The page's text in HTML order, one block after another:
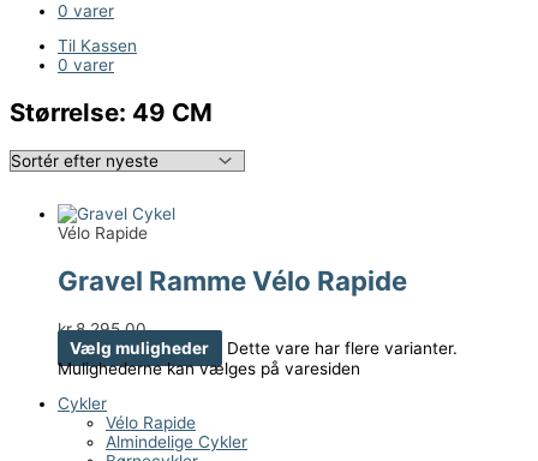
0 varer
Til Kassen
0 varer
Størrelse: 49 CM
Vélo Rapide
Gravel Ramme Vélo Rapide
kr.8.295,00
Vælg muligheder
Dette vare har flere varianter.
Mulighederne kan vælges på varesiden
Cykler
Vélo Rapide
Almindelige Cykler